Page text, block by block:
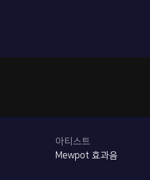
아티스트
Mewpot 효과음